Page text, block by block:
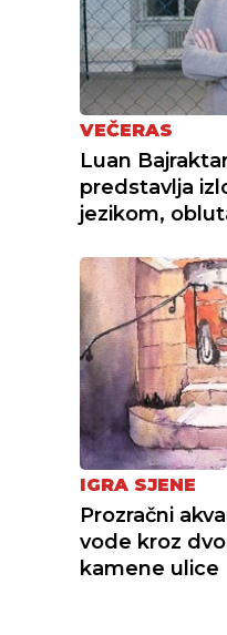
VEČERAS
Luan
predstavlja
jezikom,
IGRA SJENE
Prozračni
vode kroz
kamene ulice